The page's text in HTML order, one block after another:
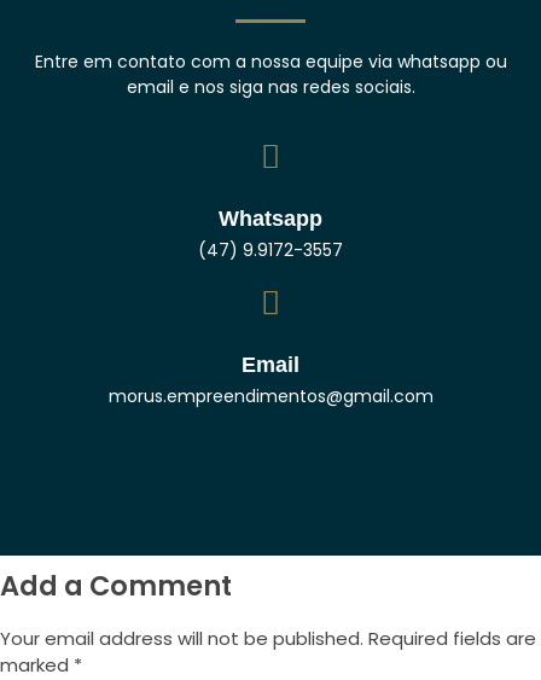
Entre em contato com a nossa equipe via whatsapp ou
email e nos siga nas redes sociais.
Whatsapp
(47) 9.9172-3557
Email
morus.empreendimentos@gmail.com
Add a Comment
Your email address will not be published. Required fields are
marked *